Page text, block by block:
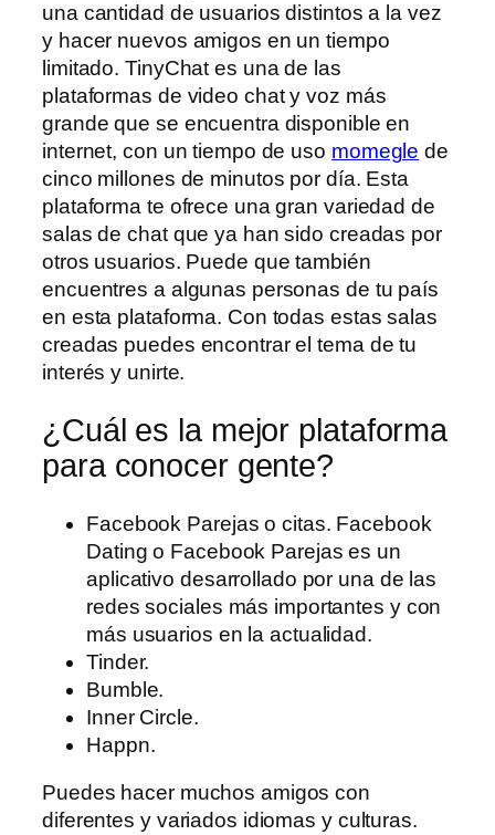
una cantidad de usuarios distintos a la vez
y hacer nuevos amigos en un tiempo
limitado. TinyChat es una de las
plataformas de video chat y voz más
grande que se encuentra disponible en
internet, con un tiempo de uso momegle de
cinco millones de minutos por día. Esta
plataforma te ofrece una gran variedad de
salas de chat que ya han sido creadas por
otros usuarios. Puede que también
encuentres a algunas personas de tu país
en esta plataforma. Con todas estas salas
creadas puedes encontrar el tema de tu
interés y unirte.
¿Cuál es la mejor plataforma
para conocer gente?
Facebook Parejas o citas. Facebook
Dating o Facebook Parejas es un
aplicativo desarrollado por una de las
redes sociales más importantes y con
más usuarios en la actualidad.
Tinder.
Bumble.
Inner Circle.
Happn.
Puedes hacer muchos amigos con
diferentes y variados idiomas y culturas.